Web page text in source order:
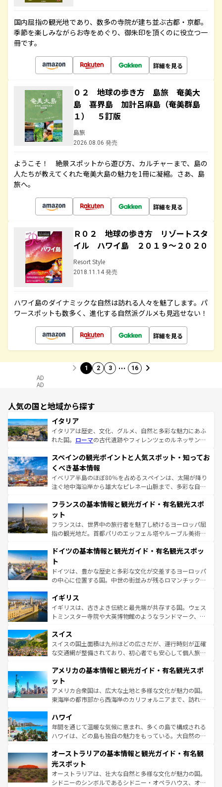
国内屈指の観光地であり、数多の寺院が建ち並ぶ古都・京都。
季節を楽しみながらお寺をめぐり、御朱印を頂くのに役立つ一
冊です。
詳細を見る
０２ 地球の歩き方 島旅 奄美大
島 喜界島 加計呂麻島（奄美群島
１） ５訂版
島旅
2026.08.06 発売
ようこそ！ 絶景スポットから遊び方、カルチャーまで、島の
人たちが教えてくれた奄美大島の魅力を1冊に凝縮。さあ、島
旅へ。
詳細を見る
Ｒ０２ 地球の歩き方 リゾートスタ
イル ハワイ島 ２０１９～２０２０
Resort Style
2018.11.14 発売
ハワイ島のダイナミックな自然は訪れる人々を魅了します。パ
ワースポットも数多く、進化する自然派グルメも見逃せない！
詳細を見る
1 2 3 … 16
AD
AD
人気の国と地域から探す
イタリア
イタリアは歴史、文化、グルメ、自然と多彩な魅力にあふ
れた国。 ローマの古代遺跡やフィレンツェのルネッサンス
ろん、トスカーナの美しい田園風景やアマルフィ海岸の絶
景など、自然景観も見逃せない。観光の合間には、本場の
ピザやパスタなど、絶品のイタリア料理を堪能することも
できる。朝目覚めてから夜眠るまで、すべての瞬間を楽し
なお、新着のイタリア情報はコンテンツ一覧を参照してほ
しい。
スペインの観光ポイントと人気スポット・知ってお
くべき基本情報
イベリア半島のほぼ80％を占めるスペインは、太陽が降り
注ぐ地中海沿岸から雄大なピレネー山脈まで、多彩な自然
文化が根付くこの国では、情熱的なフラメンコ、熱気あふ
れる闘牛、そして美味しいタパスが生活の一部となってい
る。首都マドリードの洗練された雰囲気や、バルセロナの
アートに溢れた街角から、地方では古代ローマ遺跡や中世
せる。地方によって風土や気候が異なるスペインはその個
ンテンツ一覧 を参照してほしい。
フランスの基本情報と観光ガイド・有名観光スポ
ット
フランスは、世界中の旅行者を魅了し続けるヨーロッパ屈
指の観光地だ。首都パリのエッフェル塔やルーブル美術館
で、幅広い魅力が詰まっている。華麗な宮殿、歴史的な大
聖堂、美しいビーチ、そして豊かな自然が、訪れる者を心
から魅了する。また、フランスは美食の国としても知ら
れ、フランス料理はユネスコ無形文化遺産にも登録されて
香り高いラベンダー畑など、多彩な楽しみ方が可能だ。さ
らに、パリ以外の地域にも魅力が溢れており、どの街角に
も豊かな歴史と文化が息づいている。パリ以外の個性あふ
を参照してほしい。
ドイツの基本情報と観光ガイド・有名観光スポッ
ト
ドイツは、豊かな歴史と多彩な文化が交差するヨーロッパ
の中心に位置する国。中世の街並みが残るロマンチック街
顔を持つこの国は、どこを歩いても飽きることがない。ベ
ルリンの文化的活気、バイエルン州のアルプスの絶景、そ
してライン川沿いのワイン畑といった風景は必見。ビール
は、お酒好きな人にはぜひ体験してほしい。 なお、新着の
ドイツ情報はコンテンツ一覧を参照してほしい。
イギリス
イギリスは、古きよき伝統と最先端が共存する国。ウェス
トミンスター寺院や大英博物館のようなランドマーク、歴
リアごとに異なる魅力がある。また、優雅なアフタヌーン
ティー、ビール好きにはたまらない英国パブ、サッカー観
戦など、本場だからこそできる体験も豊富。イギリスを旅
ンツ一覧を参照してほしい。
スイス
スイスの国土面積は九州ほどの広さだが、運行時刻が正確
な交通網が整備されており、初心者でも安心して個人旅行
の建物がそのまま残る町や、スイスならではのユニークな
博物館もあり、アルプス観光だけでなく町歩きも満喫する
ことができる。国民の所得が高いため物価も高いが、旅行
者向けの交通パス提供のサービスもあり、うまく活用すれ
着のスイス情報は
アメリカの基本情報と観光ガイド・有名観光スポ
ット
アメリカ合衆国は、広大な土地と多様な文化が魅力の国。
東海岸の都市部から西海岸のカリフォルニアまで、訪れる
のような巨大都市は、観光、ショッピング、エンターテイ
ンメントが詰まった刺激的なスポットだ。一方、アメリカ
西部には大自然が広がり、グランドキャニオンやイエロー
部のニューオーリンズでは、音楽と美食が融合した独特の
文化が魅力。旅行者はアメリカの各地域で異なる魅力を楽
しみながら、その多様性と豊かな歴史を感じることができ
るだろう。車でのロードトリップや列車の旅も、アメリカ
ハワイ
年間を通じて温暖な気候に恵まれ、多くの島で構成される
ハワイは、どの島も独自の魅力をもっている。大自然の神
ワイ島は見逃せない。また、定番の観光地といえばオアフ
島だが、静かな自然を求めるならマウイ島やカウアイ島が
おすすめ。エメラルドグリーンに輝く海をはじめ、豊かな
文化や歴史が息づいている。「アロハスピリット」と呼ば
オーストラリアの基本情報と観光ガイド・有名観
光スポット
オーストラリアは、壮大な自然と多様な文化が魅力の国。
シドニーのシンボルであるシドニー・オペラハウス、オー